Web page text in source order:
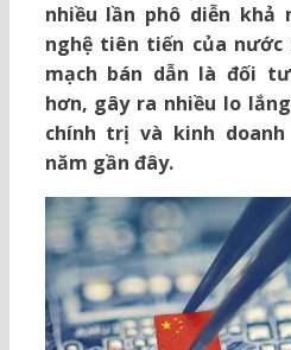
nhiều lần phô diễn khả
nghệ tiên tiến của nước
mạch bán dẫn là đối
hơn, gây ra nhiều lo
chính trị và kinh
năm gần đây.